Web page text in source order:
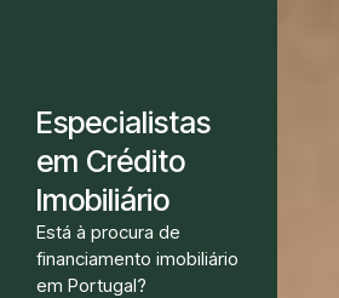
Especialistas
em Crédito
Imobiliário
Está à procura de
financiamento imobiliário
em Portugal?